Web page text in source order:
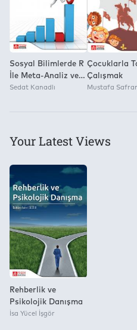
ilk adımı olabilecek bir
okuyucuyu bu kitap
Pegem Akademi Yayıncılık
Sosyal Bilimlerde R
İle Meta-Analiz ve
Meta-Analitik
Sedat Kanadlı
Çocuklarla
Çalışmak
Mustafa
Your Latest Views
Rehberlik ve
Psikolojik Danışma
İsa Yücel İşgör